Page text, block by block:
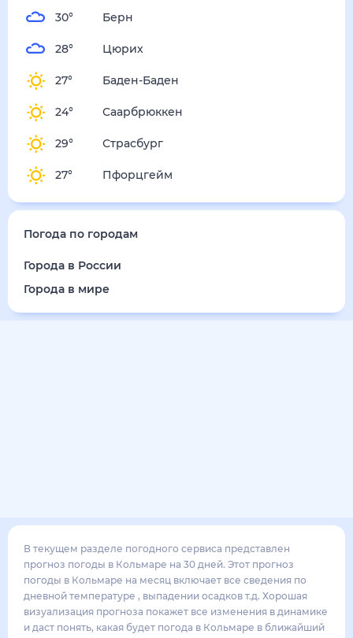
30° Берн
28° Цюрих
27° Баден-Баден
24° Саарбрюккен
29° Страсбург
27° Пфорцгейм
Погода по городам
Города в России
Города в мире
В текущем разделе погодного сервиса представлен
прогноз погоды в Кольмаре на 30 дней. Этот прогноз
погоды в Кольмаре на месяц включает все сведения по
дневной температуре , выпадении осадков т.д. Хорошая
визуализация прогноза покажет все изменения в динамике
и даст понять, какая будет погода в Кольмаре в ближайший